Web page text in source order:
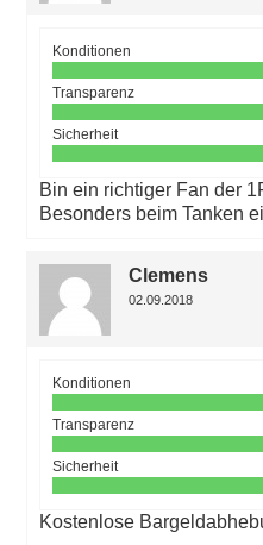
Konditionen
Transparenz
Sicherheit
Bin ein richtiger Fan der
Besonders beim Tanken
Clemens
02.09.2018
Konditionen
Transparenz
Sicherheit
Kostenlose